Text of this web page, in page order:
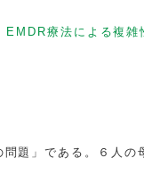
療法による複雑
題」である。６人の